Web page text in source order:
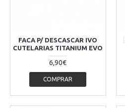
FACA P/ DESCASCAR IVO
CUTELARIAS TITANIUM EVO
6,90€
COMPRAR